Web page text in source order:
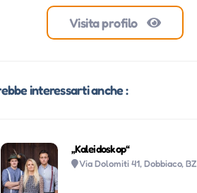
Visita profilo
interessarti anche :
„Kaleidoskop“
Via Dolomiti 41, Dobbiaco, BZ